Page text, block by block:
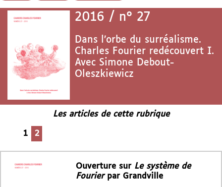
2016 / n° 27
Dans l’orbe du surréalisme.
Charles Fourier redécouvert I.
Avec Simone Debout-
Oleszkiewicz
Les articles de cette rubrique
1 2
Ouverture sur Le système de
Fourierpar Grandville